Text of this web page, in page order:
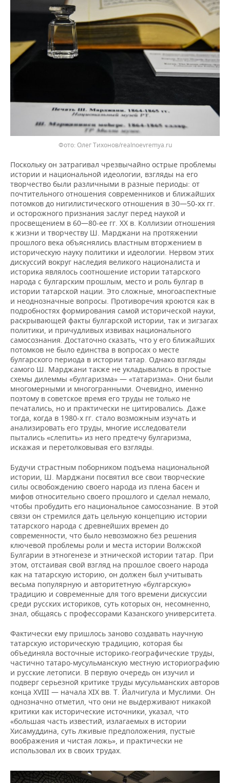
Фото: Олег Тихонов/realnoevremya.ru
Поскольку он затрагивал чрезвычайно острые проблемы
истории и национальной идеологии, взгляды на его
творчество были различными в разные периоды: от
почтительного отношения современников и ближайших
потомков до нигилистического отношения в 30—50-хх гг.
и осторожного признания заслуг перед наукой и
просвещением в 60—80-ее гг. XX в. Коллизии отношения
к жизни и творчеству Ш. Марджани на протяжении
прошлого века объяснялись властным вторжением в
историческую науку политики и идеологии. Нервом этих
дискуссий вокруг наследия великого националиста и
историка являлось соотношение истории татарского
народа с булгарским прошлым, место и роль булгар в
истории татарской нации. Это сложные, многоаспектные
и неоднозначные вопросы. Противоречия кроются как в
подробностях формирования самой исторической науки,
раскрывающей факты булгарской истории, так и зигзагах
политики, и причудливых извивах национального
самосознания. Достаточно сказать, что у его ближайших
потомков не было единства в вопросах о месте
булгарского периода в истории татар. Однако взгляды
самого Ш. Марджани также не укладывались в простые
схемы дилеммы «булгаризма» — «татаризма». Они были
многомерными и многогранными. Очевидно, именно
поэтому в советское время его труды не только не
печатались, но и практически не цитировались. Даже
тогда, когда в 1980-х гг. стало возможным изучать и
анализировать его труды, многие исследователи
пытались «слепить» из него предтечу булгаризма,
искажая и перетолковывая его взгляды.
Будучи страстным поборником подъема национальной
истории, Ш. Марджани посвятил все свои творческие
силы освобождению своего народа из плена басен и
мифов относительно своего прошлого и сделал немало,
чтобы пробудить его национальное самосознание. В этой
связи он стремился дать цельную концепцию истории
татарского народа с древнейших времен до
современности, что было невозможно без решения
ключевой проблемы роли и места истории Волжской
Булгарии в этногенезе и этнической истории татар. При
этом, отстаивая свой взгляд на прошлое своего народа
как на татарскую историю, он должен был учитывать
весьма популярную и авторитетную «булгарскую»
традицию и современные для того времени дискуссии
среди русских историков, суть которых он, несомненно,
знал, общаясь с профессорами Казанского университета.
Фактически ему пришлось заново создавать научную
татарскую историческую традицию, которая бы
объединяла восточные историко-географические труды,
частично татаро-мусульманскую местную историографию
и русские летописи. В первую очередь он изучил и
подверг серьезной критике труды мусульманских авторов
конца XVIII — начала XIX вв. Т. Йалчигула и Муслими. Он
однозначно отметил, что они не выдерживают никакой
критики как исторические источники, указал, что
«большая часть известий, излагаемых в истории
Хисамуддина, суть лживые предположения, пустые
воображения и чистая ложь», и практически не
использовал их в своих трудах.